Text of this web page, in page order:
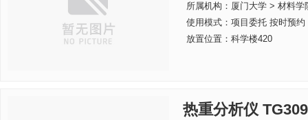
所属机构： 厦门大学 > 材料学
使用模式：项目委托 按时预约
放置位置：科学楼420
热重分析仪 TG309